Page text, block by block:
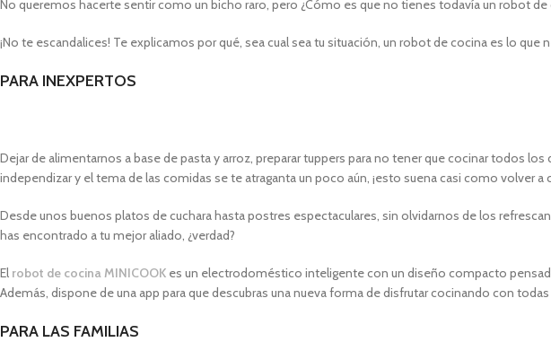
No queremos hacerte sentir como un bicho raro, pero ¿Cómo es que no tienes todavía un robot de
¡No te escandalices! Te explicamos por qué, sea cual sea tu situación, un robot de cocina es lo que
PARA INEXPERTOS
Dejar de alimentarnos a base de pasta y arroz, preparar tuppers para no tener que cocinar todos
independizar y el tema de las comidas se te atraganta un poco aún, ¡esto suena casi como volver a
Desde unos buenos platos de cuchara hasta postres espectaculares, sin olvidarnos de los
has encontrado a tu mejor aliado, ¿verdad?
El robot de cocina MINICOOK es un electrodoméstico inteligente con un diseño compacto
Además, dispone de una app para que descubras una nueva forma de disfrutar cocinando con todas
PARA LAS FAMILIAS